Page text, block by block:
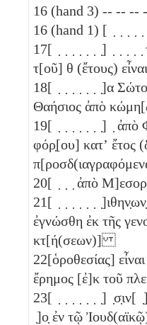
16 (hand 3) -- --
16 (hand 1) [
17[ ̣ ̣ ̣ ̣ ̣ ̣ ̣]
τ[οῦ] θ (ἔτους)
18[ ̣ ̣ ̣ ̣ ̣ ̣ ̣]α
Θαήσιος ἀπὸ
19[ ̣ ̣ ̣ ̣ ̣ ̣ ̣] ̣ ἀπὸ
φόρ̣[ου] κατʼ ἔτος
20[ ̣ ̣ ̣ ἀπὸ
21[ ̣ ̣ ̣ ̣ ̣ ̣ ̣]ιθην̣ων̣
ἐγνώσθη ἐκ τῆς
κτ[ή(σεων)]
22[ὁροθεσίας]
ἔρημος [ἐ]κ τοῦ
23[ ̣ ̣ ̣ ̣ ̣ ̣ ̣] ̣σ̣ιν[ ̣]
̣]ο̣ ἐν τῷ